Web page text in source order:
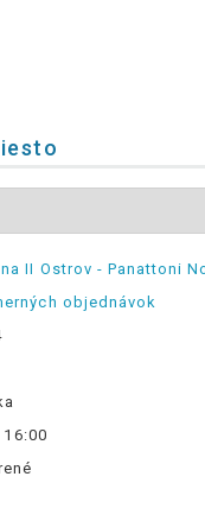
II Ostrov - Panattoni
objednávok
16:00